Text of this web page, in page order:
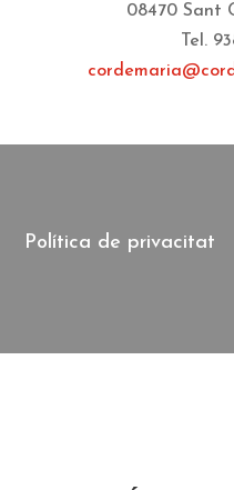
08470 Sant
Tel.
Política de privacitat